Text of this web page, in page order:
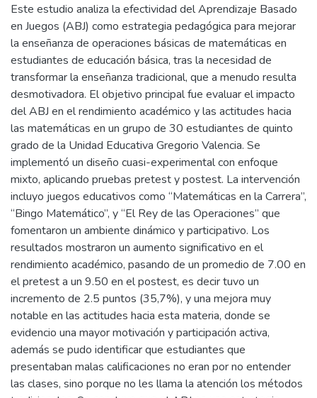
Este estudio analiza la efectividad del Aprendizaje Basado
en Juegos (ABJ) como estrategia pedagógica para mejorar
la enseñanza de operaciones básicas de matemáticas en
estudiantes de educación básica, tras la necesidad de
transformar la enseñanza tradicional, que a menudo resulta
desmotivadora. El objetivo principal fue evaluar el impacto
del ABJ en el rendimiento académico y las actitudes hacia
las matemáticas en un grupo de 30 estudiantes de quinto
grado de la Unidad Educativa Gregorio Valencia. Se
implementó un diseño cuasi-experimental con enfoque
mixto, aplicando pruebas pretest y postest. La intervención
incluyo juegos educativos como “Matemáticas en la Carrera”,
“Bingo Matemático”, y “El Rey de las Operaciones” que
fomentaron un ambiente dinámico y participativo. Los
resultados mostraron un aumento significativo en el
rendimiento académico, pasando de un promedio de 7.00 en
el pretest a un 9.50 en el postest, es decir tuvo un
incremento de 2.5 puntos (35,7%), y una mejora muy
notable en las actitudes hacia esta materia, donde se
evidencio una mayor motivación y participación activa,
además se pudo identificar que estudiantes que
presentaban malas calificaciones no eran por no entender
las clases, sino porque no les llama la atención los métodos